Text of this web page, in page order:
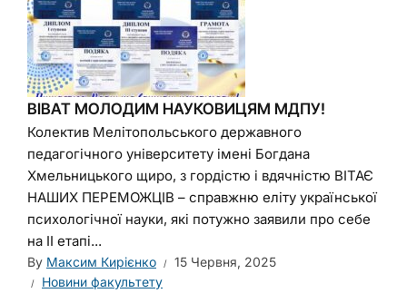
ВІВАТ МОЛОДИМ НАУКОВИЦЯМ МДПУ!
Колектив Мелітопольського державного
педагогічного університету імені Богдана
Хмельницького щиро, з гордістю і вдячністю ВІТАЄ
НАШИХ ПЕРЕМОЖЦІВ – справжню еліту української
психологічної науки, які потужно заявили про себе
на ІІ етапі...
By Максим Кирієнко
15 Червня, 2025
Новини факультету